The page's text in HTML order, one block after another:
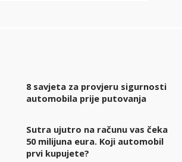
8 savjeta za provjeru sigurnosti
automobila prije putovanja
Sutra ujutro na računu vas čeka
50 milijuna eura. Koji automobil
prvi kupujete?